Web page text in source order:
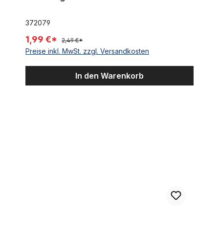
372079
1,99 €* 2,49 €*
Preise inkl. MwSt. zzgl. Versandkosten
In den Warenkorb